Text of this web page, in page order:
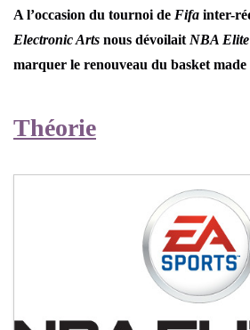
A l’occasion du tournoi de Fifa inter-
Electronic Arts nous dévoilait NBA Elite
marquer le renouveau du basket made
Théorie